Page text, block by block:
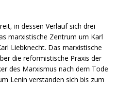
in dessen Verlauf sich drei
marxistische Zentrum um Karl
Liebknecht. Das marxistische
die reformistische Praxis der
des Marxismus nach dem Tode
Lenin verstanden sich bis zum